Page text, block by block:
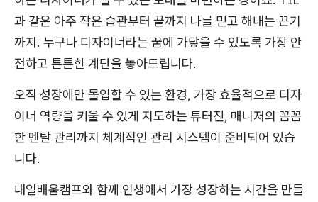
과 같은 아주 작은 습관부터 끝까지 나를 믿고 해내는 끈기
까지. 누구나 디자이너라는 꿈에 가닿을 수 있도록 가장 안
전하고 튼튼한 계단을 놓아드립니다.
오직 성장에만 몰입할 수 있는 환경, 가장 효율적으로 디자
이너 역량을 키울 수 있게 지도하는 튜터진, 매니저의 꼼꼼
한 멘탈 관리까지 체계적인 관리 시스템이 준비되어 있습
니다.
내일배움캠프와 함께 인생에서 가장 성장하는 시간을 만들